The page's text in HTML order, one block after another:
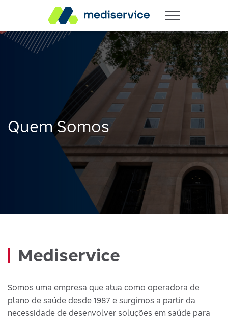
Quem Somos
Mediservice
Somos uma empresa que atua como operadora de
plano de saúde desde 1987 e surgimos a partir da
necessidade de desenvolver soluções em saúde para